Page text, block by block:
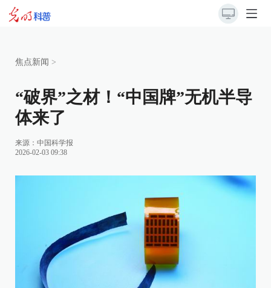
焦点新闻 >
“破界”之材！“中国牌”无机半导
体来了
来源： 中国科学报
2026-02-03 09:38